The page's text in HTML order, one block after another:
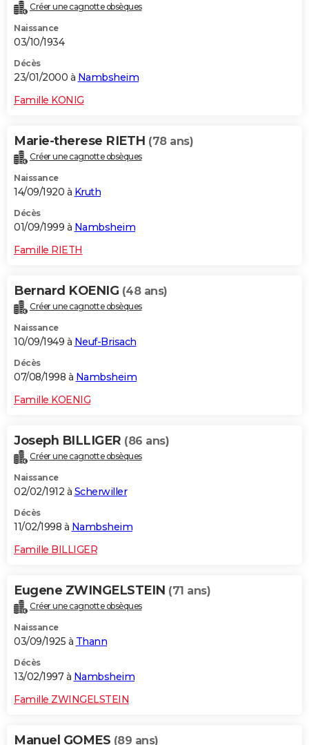
Créer une cagnotte obsèques
Naissance
03/10/1934
Décès
23/01/2000 à Nambsheim
Famille KONIG
Marie-therese RIETH (78 ans)
Créer une cagnotte obsèques
Naissance
14/09/1920 à Kruth
Décès
01/09/1999 à Nambsheim
Famille RIETH
Bernard KOENIG (48 ans)
Créer une cagnotte obsèques
Naissance
10/09/1949 à Neuf-Brisach
Décès
07/08/1998 à Nambsheim
Famille KOENIG
Joseph BILLIGER (86 ans)
Créer une cagnotte obsèques
Naissance
02/02/1912 à Scherwiller
Décès
11/02/1998 à Nambsheim
Famille BILLIGER
Eugene ZWINGELSTEIN (71 ans)
Créer une cagnotte obsèques
Naissance
03/09/1925 à Thann
Décès
13/02/1997 à Nambsheim
Famille ZWINGELSTEIN
Manuel GOMES (89 ans)